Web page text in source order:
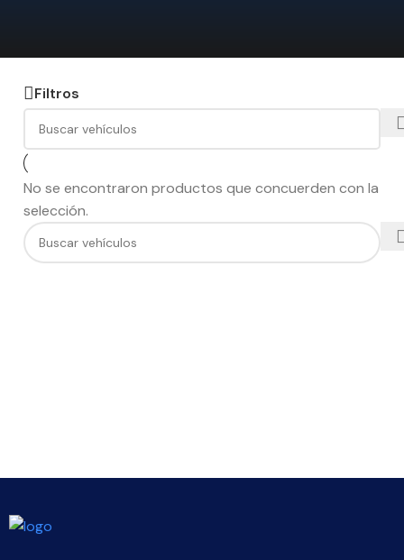
Filtros
No se encontraron productos que concuerden con la
selección.